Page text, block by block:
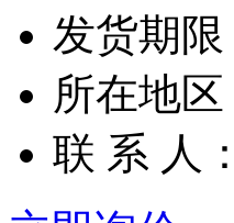
发货期限
所在地
联 系 人